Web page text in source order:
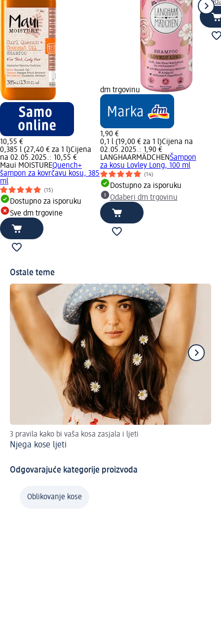
10,55 €
0,385 l (27,40 € za 1 l)Cijena
na 02.05.2025.: 10,55 €
Maui MOISTUREQuench+
šampon za kovrčavu kosu, 385
ml
(15)
Dostupno za isporuku
Sve dm trgovine
dm trgovinu
1,90 €
0,1 l (19,00 € za 1 l)Cijena na
02.05.2025.: 1,90 €
LANGHAARMÄDCHENŠampon
za kosu Lovley Long, 100 ml
(14)
Dostupno za isporuku
Odaberi dm trgovinu
Ostale teme
3 pravila kako bi vaša kosa zasjala i ljeti
Njega kose ljeti
Odgovarajuće kategorije proizvoda
Oblikovanje kose